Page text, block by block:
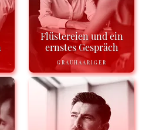
Flüstereien und ein
ernstes Gespräch
GRAUHAARIGER